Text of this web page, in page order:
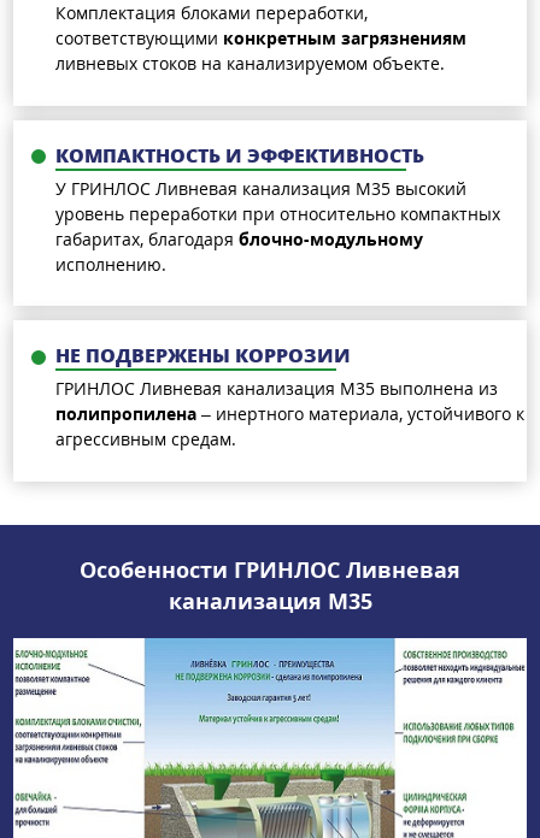
Комплектация блоками переработки,
соответствующими конкретным загрязнениям
ливневых стоков на канализируемом объекте.
КОМПАКТНОСТЬ И ЭФФЕКТИВНОСТЬ
У ГРИНЛОС Ливневая канализация М35 высокий
уровень переработки при относительно компактных
габаритах, благодаря блочно-модульному
исполнению.
НЕ ПОДВЕРЖЕНЫ КОРРОЗИИ
ГРИНЛОС Ливневая канализация М35 выполнена из
полипропилена – инертного материала, устойчивого к
агрессивным средам.
Особенности ГРИНЛОС Ливневая
канализация М35